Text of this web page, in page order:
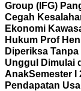
Group (IFG)
Cegah
Ekonomi
Hukum Prof
Diperiksa
Unggul Dimulai
AnakSemester I
Pendapatan